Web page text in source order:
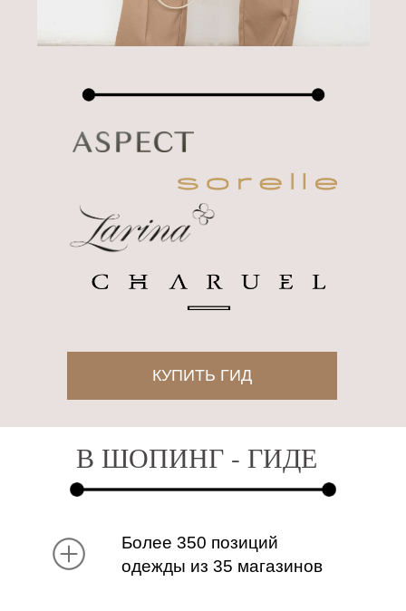
КУПИТЬ ГИД
Более 350 позиций
одежды из 35 магазинов
В ШОПИНГ - ГИДЕ